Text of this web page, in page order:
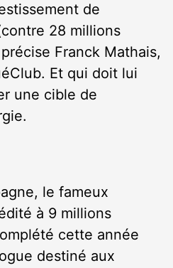
de
28 millions
Franck Mathais,
Et qui doit lui
une cible de
le fameux
à 9 millions
cette année
destiné aux